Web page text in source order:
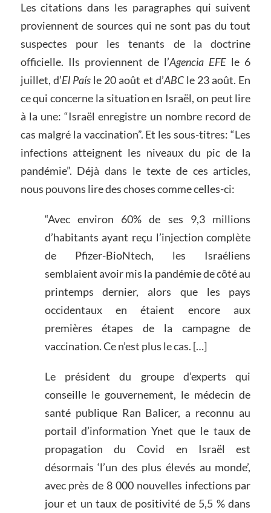
Les citations dans les paragraphes qui suivent
proviennent de sources qui ne sont pas du tout
suspectes pour les tenants de la doctrine
officielle. Ils proviennent de l’Agencia EFE le 6
juillet, d’El País le 20 août et d’ABCle 23 août. En
ce qui concerne la situation en Israël, on peut lire
à la une: “Israël enregistre un nombre record de
cas malgré la vaccination”. Et les sous-titres: “Les
infections atteignent les niveaux du pic de la
pandémie”. Déjà dans le texte de ces articles,
nous pouvons lire des choses comme celles-ci:
“Avec environ 60% de ses 9,3 millions
d’habitants ayant reçu l’injection complète
de Pfizer-BioNtech, les Israéliens
semblaient avoir mis la pandémie de côté au
printemps dernier, alors que les pays
occidentaux en étaient encore aux
premières étapes de la campagne de
vaccination. Ce n’est plus le cas. […]
Le président du groupe d’experts qui
conseille le gouvernement, le médecin de
santé publique Ran Balicer, a reconnu au
portail d’information Ynet que le taux de
propagation du Covid en Israël est
désormais ‘l’un des plus élevés au monde’,
avec près de 8 000 nouvelles infections par
jour et un taux de positivité de 5,5 % dans